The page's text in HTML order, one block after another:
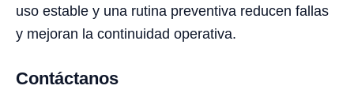
uso estable y una rutina preventiva reducen fallas
y mejoran la continuidad operativa.
Contáctanos